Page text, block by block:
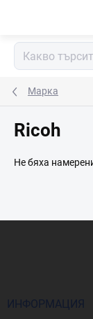
Марка
Ricoh
Не бяха
ИНФОРМАЦИЯ